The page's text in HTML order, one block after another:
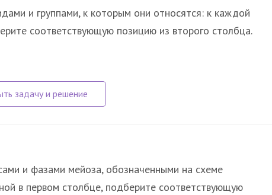
и группами, к которым они относятся: к каждой
соответствующую позицию из второго столбца.
и фазами мейоза, обозначенными на схеме
в первом столбце, подберите соответствующую